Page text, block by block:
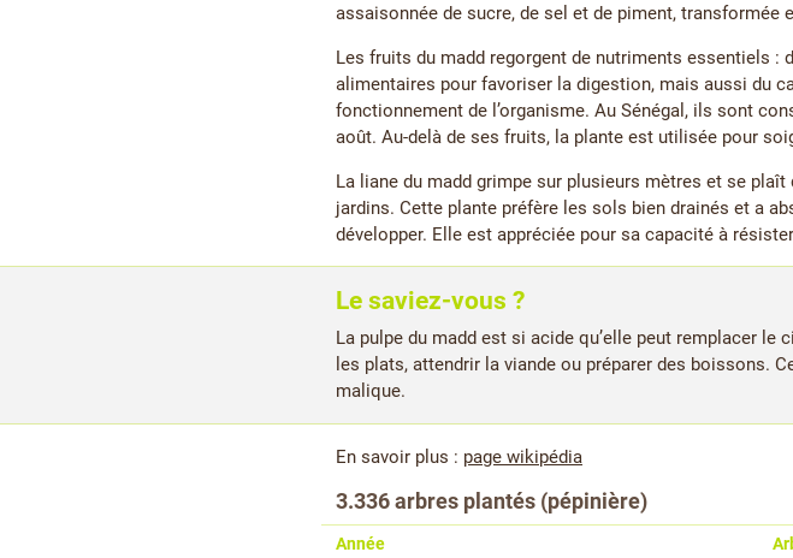
assaisonnée de sucre, de sel et de piment, transformée
Les fruits du madd regorgent de nutriments essentiels :
alimentaires pour favoriser la digestion, mais aussi du
fonctionnement de l’organisme. Au Sénégal, ils sont
août. Au-delà de ses fruits, la plante est utilisée pour
La liane du madd grimpe sur plusieurs mètres et se
jardins. Cette plante préfère les sols bien drainés et a
développer. Elle est appréciée pour sa capacité à
Le saviez-vous ?
La pulpe du madd est si acide qu’elle peut remplacer le
les plats, attendrir la viande ou préparer des boissons.
malique.
En savoir plus : page wikipédia
3.336 arbres plantés (pépinière)
Année